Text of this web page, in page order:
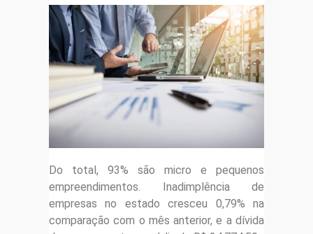
Do total, 93% são micro e pequenos
empreendimentos. Inadimplência de
empresas no estado cresceu 0,79% na
comparação com o mês anterior, e a dívida